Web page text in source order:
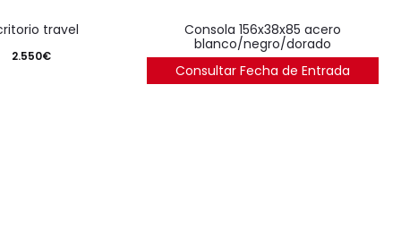
travel
2.550€
consola 156x38x85 acero
blanco/negro/dorado
1.914€
Consultar Fecha de Entrada